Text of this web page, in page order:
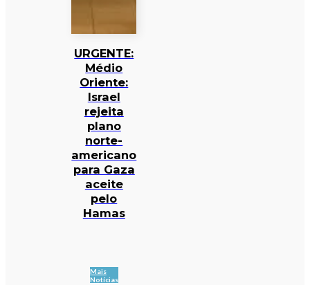
URGENTE:
Médio
Oriente:
Israel
rejeita
plano
norte-
americano
para Gaza
aceite
pelo
Hamas
Mais
Notícias